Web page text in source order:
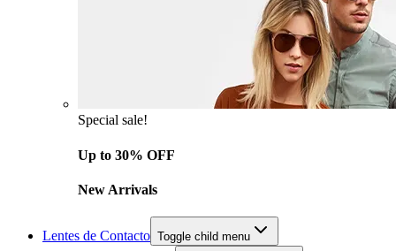
Special sale!
Up to 30% OFF
New Arrivals
Lentes de Contacto Toggle child menu